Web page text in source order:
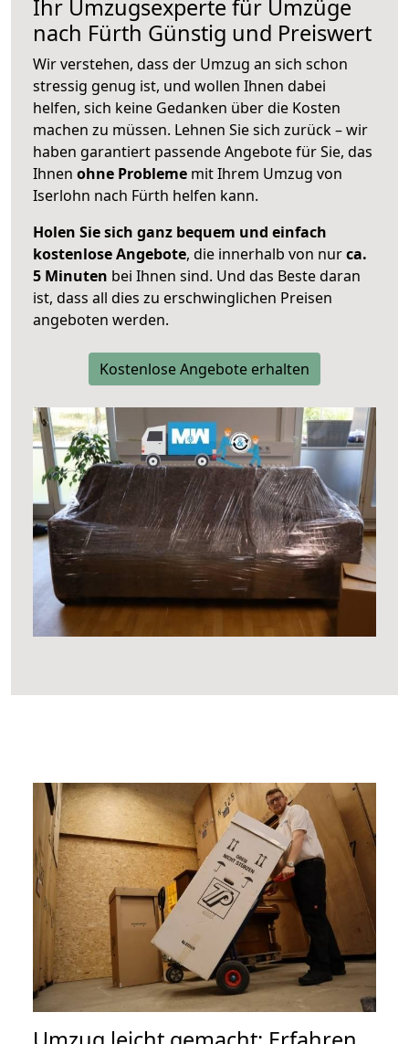
Ihr Umzugsexperte für Umzüge
nach Fürth Günstig und Preiswert
Wir verstehen, dass der Umzug an sich schon
stressig genug ist, und wollen Ihnen dabei
helfen, sich keine Gedanken über die Kosten
machen zu müssen. Lehnen Sie sich zurück – wir
haben garantiert passende Angebote für Sie, das
Ihnen ohne Probleme mit Ihrem Umzug von
Iserlohn nach Fürth helfen kann.
Holen Sie sich ganz bequem und einfach
kostenlose Angebote, die innerhalb von nurca.
5 Minuten bei Ihnen sind. Und das Beste daran
ist, dass all dies zu erschwinglichen Preisen
angeboten werden.
Kostenlose Angebote erhalten